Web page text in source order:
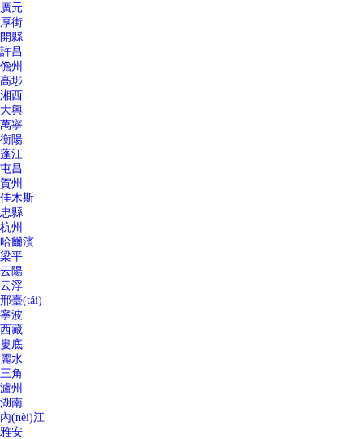
廣元
厚街
開縣
許昌
儋州
高埗
湘西
大興
萬寧
衡陽
蓬江
屯昌
賀州
佳木斯
忠縣
杭州
哈爾濱
梁平
云陽
云浮
邢臺(tái)
寧波
西藏
婁底
麗水
三角
瀘州
湖南
內(nèi)江
雅安